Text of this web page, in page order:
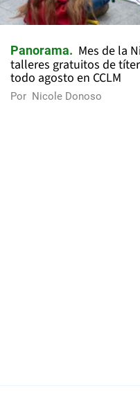
Panorama
Mes de la
talleres gratuitos de
todo agosto en CCLM
Por Nicole Donoso